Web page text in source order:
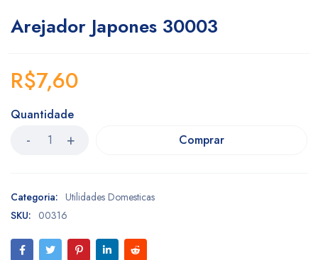
Arejador Japones 30003
R$7,60
Quantidade
Comprar
Categoria: Utilidades Domesticas
SKU: 00316